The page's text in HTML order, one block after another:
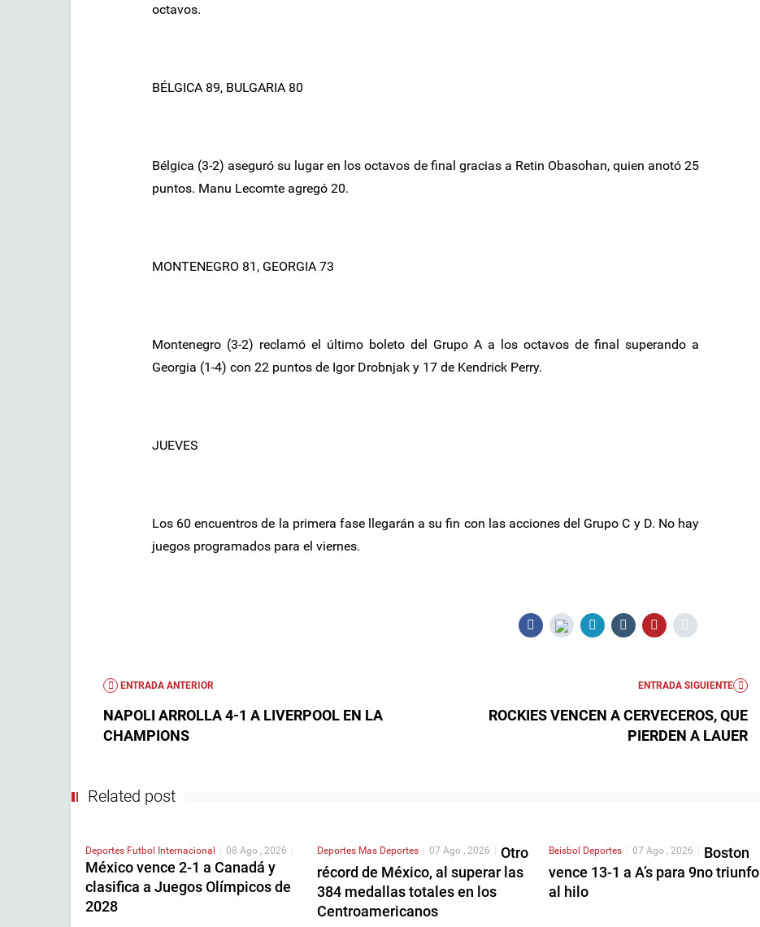
octavos.
BÉLGICA 89, BULGARIA 80
Bélgica (3-2) aseguró su lugar en los octavos de final gracias a Retin Obasohan, quien anotó 25
puntos. Manu Lecomte agregó 20.
MONTENEGRO 81, GEORGIA 73
Montenegro (3-2) reclamó el último boleto del Grupo A a los octavos de final superando a
Georgia (1-4) con 22 puntos de Igor Drobnjak y 17 de Kendrick Perry.
JUEVES
Los 60 encuentros de la primera fase llegarán a su fin con las acciones del Grupo C y D. No hay
juegos programados para el viernes.
ENTRADA ANTERIOR
NAPOLI ARROLLA 4-1 A LIVERPOOL EN LA
CHAMPIONS
ENTRADA SIGUIENTE
ROCKIES VENCEN A CERVECEROS, QUE
PIERDEN A LAUER
Related post
Deportes Futbol Internacional | 08 Ago , 2026 |
México vence 2-1 a Canadá y
clasifica a Juegos Olímpicos de
2028
Deportes Mas Deportes | 07 Ago , 2026 | Otro
récord de México, al superar las
384 medallas totales en los
Centroamericanos
Beisbol Deportes | 07 Ago , 2026 | Boston
vence 13-1 a A’s para 9no triunfo
al hilo